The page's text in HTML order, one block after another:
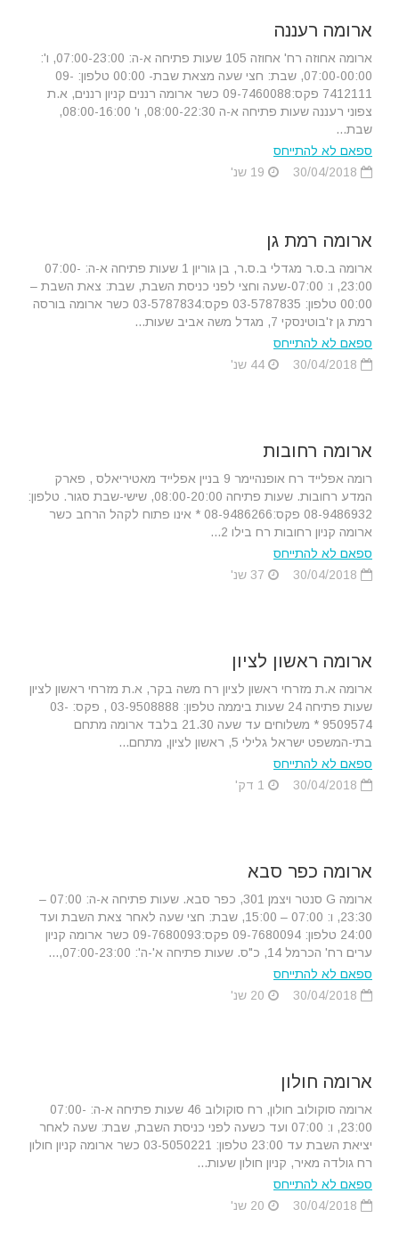
ארומה רעננה
ארומה אחוזה רח' אחוזה 105 שעות פתיחה א-ה: 07:00-23:00, ו':
07:00-00:00, שבת: חצי שעה מצאת שבת- 00:00 טלפון: 09-
7412111 פקס:09-7460088 כשר ארומה רננים קניון רננים, א.ת
צפוני רעננה שעות פתיחה א-ה 08:00-22:30, ו' 08:00-16:00,
שבת...
ספאם לא להתייחס
ארומה רמת גן
ארומה ב.ס.ר מגדלי ב.ס.ר, בן גוריון 1 שעות פתיחה א-ה: 07:00-
23:00, ו: 07:00-שעה וחצי לפני כניסת השבת, שבת: צאת השבת –
00:00 טלפון: 03-5787835 פקס:03-5787834 כשר ארומה בורסה
רמת גן ז'בוטינסקי 7, מגדל משה אביב שעות...
ספאם לא להתייחס
ארומה רחובות
רומה אפלייד רח אופנהיימר 9 בניין אפלייד מאטיריאלס , פארק
המדע רחובות. שעות פתיחה 08:00-20:00, שישי-שבת סגור. טלפון:
08-9486932 פקס:08-9486266 * אינו פתוח לקהל הרחב כשר
ארומה קניון רחובות רח בילו 2...
ספאם לא להתייחס
ארומה ראשון לציון
ארומה א.ת מזרחי ראשון לציון רח משה בקר, א.ת מזרחי ראשון לציון
שעות פתיחה 24 שעות ביממה טלפון: 03-9508888 , פקס: 03-
9509574 * משלוחים עד שעה 21.30 בלבד ארומה מתחם
בתי-המשפט ישראל גלילי 5, ראשון לציון, מתחם...
ספאם לא להתייחס
ארומה כפר סבא
ארומה G סנטר ויצמן 301, כפר סבא. שעות פתיחה א-ה: 07:00 –
23:30, ו: 07:00 – 15:00, שבת: חצי שעה לאחר צאת השבת ועד
24:00 טלפון: 09-7680094 פקס:09-7680093 כשר ארומה קניון
ערים רח' הכרמל 14, כ"ס. שעות פתיחה א'-ה': 07:00-23:00,...
ספאם לא להתייחס
ארומה חולון
ארומה סוקולוב חולון, רח סוקולוב 46 שעות פתיחה א-ה: 07:00-
23:00, ו: 07:00 ועד כשעה לפני כניסת השבת, שבת: שעה לאחר
יציאת השבת עד 23:00 טלפון: 03-5050221 כשר ארומה קניון חולון
רח גולדה מאיר, קניון חולון שעות...
ספאם לא להתייחס